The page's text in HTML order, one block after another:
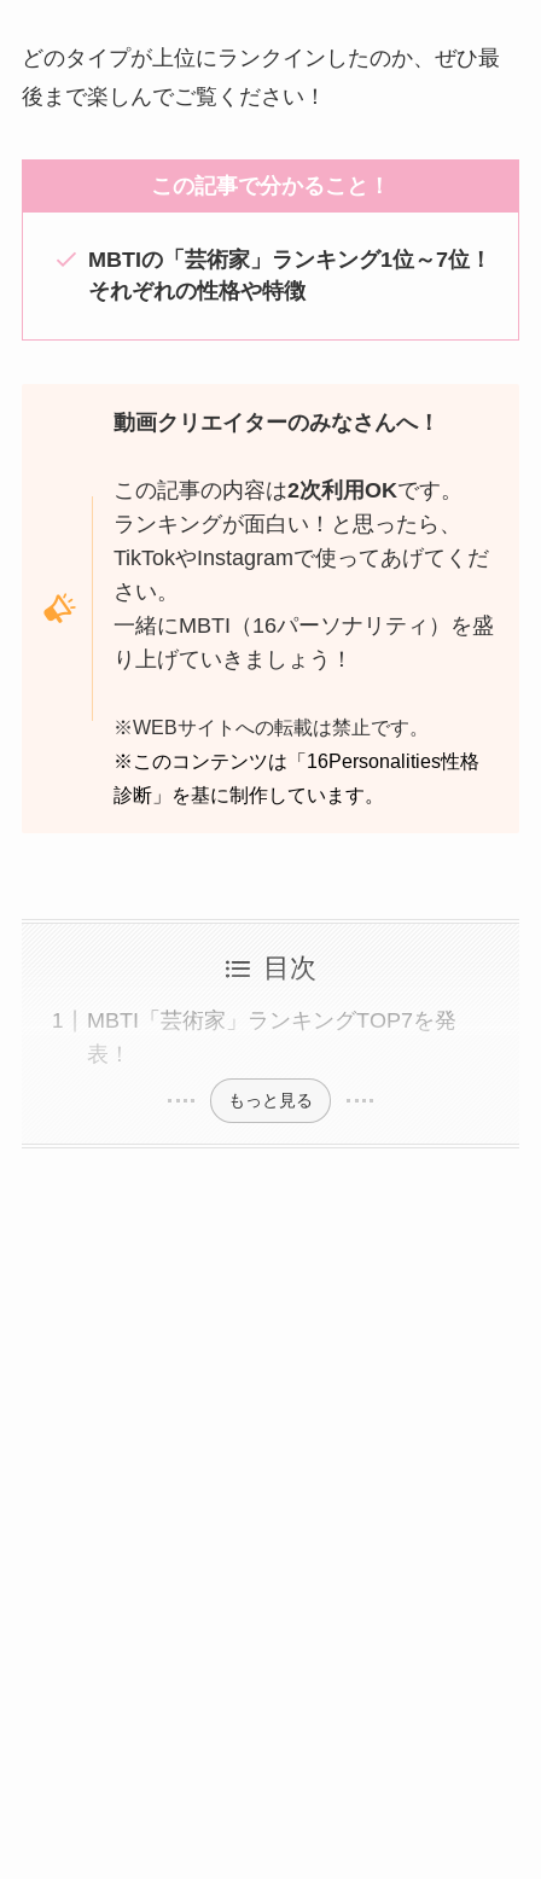
どのタイプが上位にランクインしたのか、ぜひ最
後まで楽しんでご覧ください！
この記事で分かること！
MBTIの「芸術家」ランキング1位～7位！
それぞれの性格や特徴
動画クリエイターのみなさんへ！
この記事の内容は2次利用OKです。
ランキングが面白い！と思ったら、
TikTokやInstagramで使ってあげてくだ
さい。
一緒にMBTI（16パーソナリティ）を盛
り上げていきましょう！
※WEBサイトへの転載は禁止です。
※このコンテンツは「16Personalities性格
診断 」を基に制作しています。
目次
MBTI「芸術家」ランキングTOP7を発
表！
もっと見る